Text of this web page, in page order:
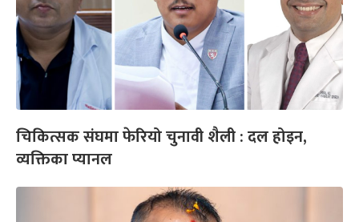
चिकित्सक संघमा फेरियो चुनावी शैली : दल होइन,
व्यक्तिका प्यानल